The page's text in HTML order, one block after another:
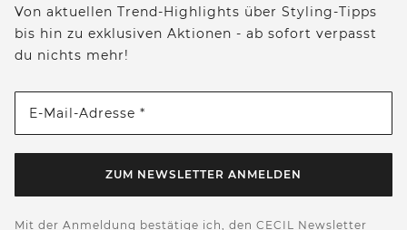
Von aktuellen Trend-Highlights über Styling-Tipps
bis hin zu exklusiven Aktionen - ab sofort verpasst
du nichts mehr!
E-Mail-Adresse *
ZUM NEWSLETTER ANMELDEN
Mit der Anmeldung bestätige ich, den CECIL Newsletter